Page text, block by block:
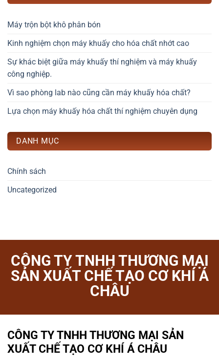
Máy trộn bột khô phân bón
Kinh nghiệm chọn máy khuấy cho hóa chất nhớt cao
Sự khác biệt giữa máy khuấy thí nghiệm và máy khuấy
công nghiệp.
Vì sao phòng lab nào cũng cần máy khuấy hóa chất?
Lựa chọn máy khuấy hóa chất thí nghiệm chuyên dụng
DANH MỤC
Chính sách
Uncategorized
CÔNG TY TNHH THƯƠNG MẠI
SẢN XUẤT CHẾ TẠO CƠ KHÍ Á
CHÂU
CÔNG TY TNHH THƯƠNG MẠI SẢN
XUẤT CHẾ TẠO CƠ KHÍ Á CHÂU